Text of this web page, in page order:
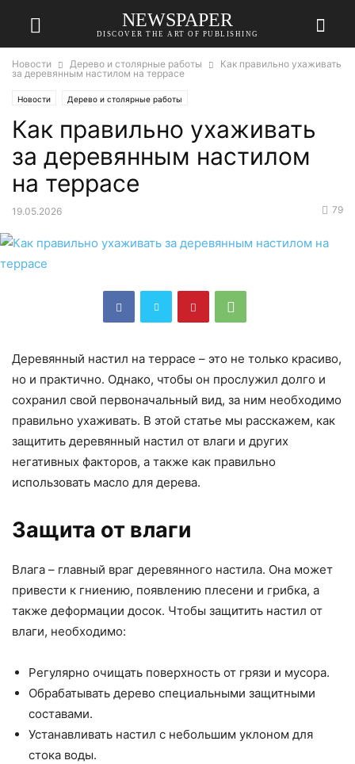
NEWSPAPER
DISCOVER THE ART OF PUBLISHING
Новости Дерево и столярные работы
Как правильно ухаживать
за деревянным настилом на террасе
Новости Дерево и столярные работы
Как правильно ухаживать
за деревянным настилом
на террасе
19.05.2026 79
Деревянный настил на террасе – это не только красиво,
но и практично. Однако, чтобы он прослужил долго и
сохранил свой первоначальный вид, за ним необходимо
правильно ухаживать. В этой статье мы расскажем, как
защитить деревянный настил от влаги и других
негативных факторов, а также как правильно
использовать масло для дерева.
Защита от влаги
Влага – главный враг деревянного настила. Она может
привести к гниению, появлению плесени и грибка, а
также деформации досок. Чтобы защитить настил от
влаги, необходимо:
Регулярно очищать поверхность от грязи и мусора.
Обрабатывать дерево специальными защитными
составами.
Устанавливать настил с небольшим уклоном для
стока воды.